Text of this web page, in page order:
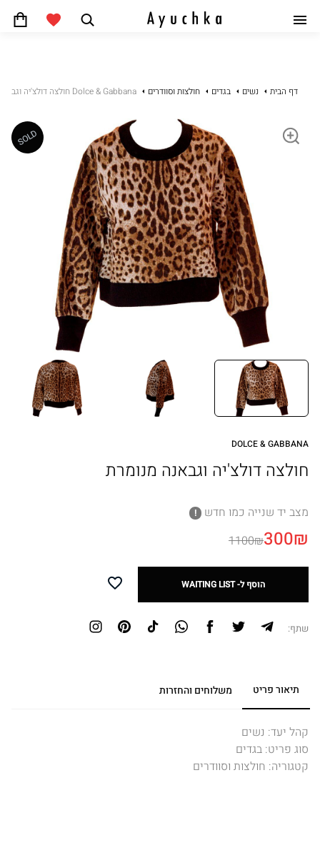
חפש
סל
חדש לא נלבש
מתנות
SALE
How can we help you?
054-5522775
10:00 - 17:00 Sunday-Thursday
דף הבית נשים בגדים חולצות וסוודרים Dolce & Gabbana חולצה דולצ'יה וגבאנה מנומרת
SOLD
DOLCE & GABBANA
חולצה דולצ'יה וגבאנה מנומרת
מצב יד שנייה כמו חדש !
300₪
1100₪
הוסף ל- WAITING LIST
Add
wishlist
שתף:
תיאור פריט משלוחים והחזרות
קהל יעד: נשים
סוג פריט: בגדים
קטגוריה: חולצות וסוודרים